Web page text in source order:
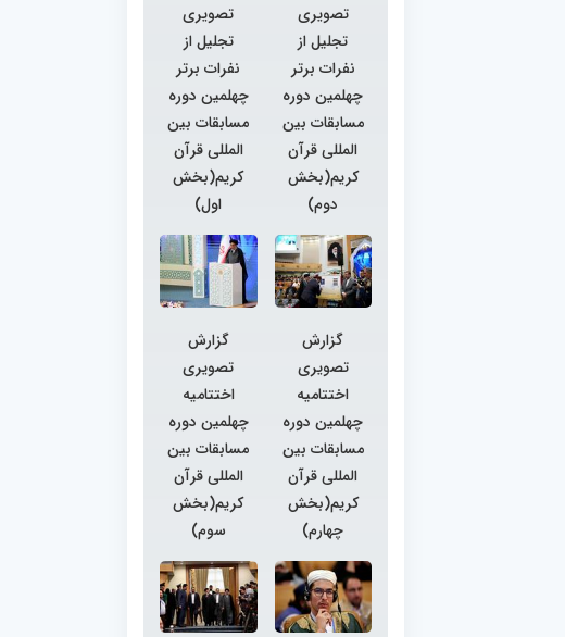
تصویری
تجلیل از
نفرات برتر
چهلمین دوره
مسابقات بین
المللی قرآن
کریم(بخش
دوم)
تصویری
تجلیل از
نفرات برتر
چهلمین دوره
مسابقات بین
المللی قرآن
کریم(بخش
اول)
گزارش
تصویری
اختتامیه
چهلمین دوره
مسابقات بین
المللی قرآن
کریم(بخش
چهارم)
گزارش
تصویری
اختتامیه
چهلمین دوره
مسابقات بین
المللی قرآن
کریم(بخش
سوم)